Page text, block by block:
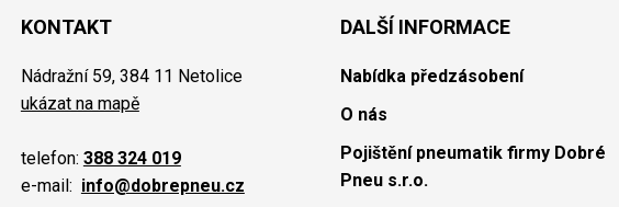
KONTAKT
Nádražní 59, 384 11 Netolice
ukázat na mapě
telefon: 388 324 019
e-mail: info@dobrepneu.cz
DALŠÍ INFORMACE
Nabídka předzásobení
O nás
Pojištění pneumatik firmy Dobré
Pneu s.r.o.